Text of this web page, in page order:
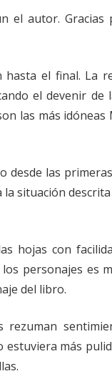
el autor. Gracias
el final. La
el devenir de
las más
desde las
situación
hojas con
personajes es
del libro.
estuviera más